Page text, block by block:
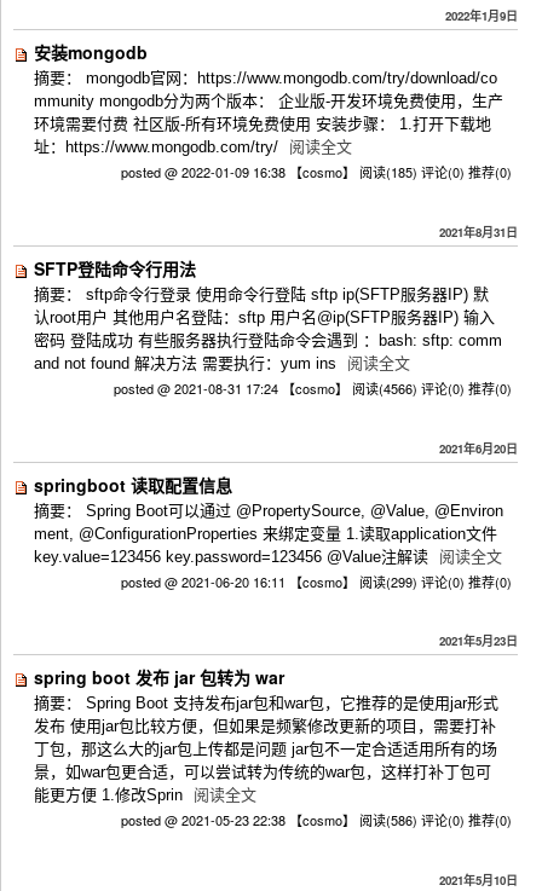
2022年1月9日
安装mongodb
摘要： mongodb官网：https://www.mongodb.com/try/download/co
mmunity mongodb分为两个版本： 企业版-开发环境免费使用，生产
环境需要付费 社区版-所有环境免费使用 安装步骤： 1.打开下载地
址：https://www.mongodb.com/try/
阅读全文
posted @ 2022-01-09 16:38 【cosmo】 阅读(185) 评论(0) 推荐(0)
2021年8月31日
SFTP登陆命令行用法
摘要： sftp命令行登录 使用命令行登陆 sftp ip(SFTP服务器IP) 默
认root用户 其他用户名登陆：sftp 用户名@ip(SFTP服务器IP) 输入
密码 登陆成功 有些服务器执行登陆命令会遇到 ：bash: sftp: comm
and not found 解决方法 需要执行：yum ins
阅读全文
posted @ 2021-08-31 17:24 【cosmo】 阅读(4566) 评论(0) 推荐(0)
2021年6月20日
springboot 读取配置信息
摘要： Spring Boot可以通过 @PropertySource, @Value, @Environ
ment, @ConfigurationProperties 来绑定变量 1.读取application文件
key.value=123456 key.password=123456 @Value注解读
阅读全文
posted @ 2021-06-20 16:11 【cosmo】 阅读(299) 评论(0) 推荐(0)
2021年5月23日
spring boot 发布 jar 包转为 war
摘要： Spring Boot 支持发布jar包和war包，它推荐的是使用jar形式
发布 使用jar包比较方便，但如果是频繁修改更新的项目，需要打补
丁包，那这么大的jar包上传都是问题 jar包不一定合适适用所有的场
景，如war包更合适，可以尝试转为传统的war包，这样打补丁包可
能更方便 1.修改Sprin
阅读全文
posted @ 2021-05-23 22:38 【cosmo】 阅读(586) 评论(0) 推荐(0)
2021年5月10日